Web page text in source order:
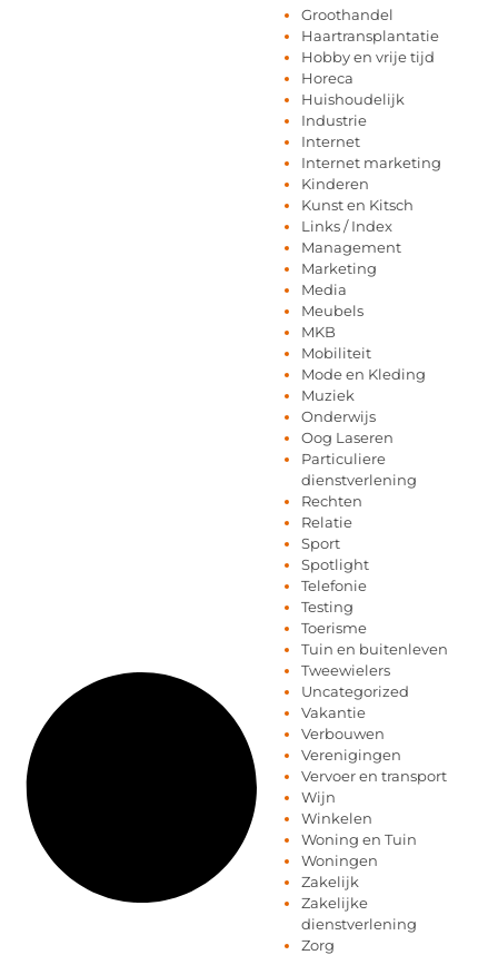
Groothandel
Haartransplantatie
Hobby en vrije tijd
Horeca
Huishoudelijk
Industrie
Internet
Internet marketing
Kinderen
Kunst en Kitsch
Links / Index
Management
Marketing
Media
Meubels
MKB
Mobiliteit
Mode en Kleding
Muziek
Onderwijs
Oog Laseren
Particuliere
dienstverlening
Rechten
Relatie
Sport
Spotlight
Telefonie
Testing
Toerisme
Tuin en buitenleven
Tweewielers
Uncategorized
Vakantie
Verbouwen
Verenigingen
Vervoer en transport
Wijn
Winkelen
Woning en Tuin
Woningen
Zakelijk
Zakelijke
dienstverlening
Zorg